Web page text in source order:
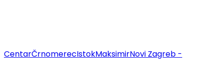
CentarČrnomerecIstokMaksimirNovi Zagreb -